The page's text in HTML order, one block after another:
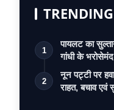
TRENDING
1
पायलट का
गांधी के भरोसेमंद
2
नून पट्टी पर
राहत, बचाव एवं